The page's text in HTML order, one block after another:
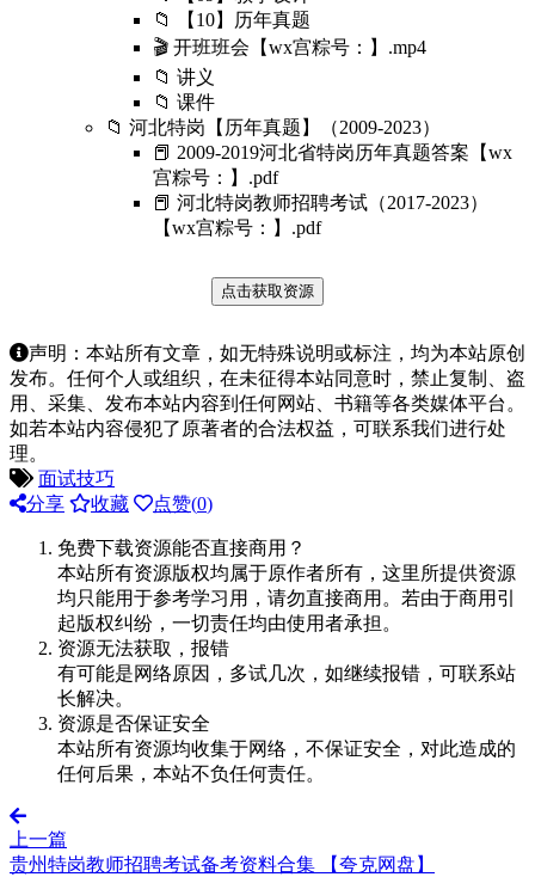
📁 【10】历年真题
🎬 开班班会【wx宫粽号：】.mp4
📁 讲义
📁 课件
📁 河北特岗【历年真题】（2009-2023）
📕 2009-2019河北省特岗历年真题答案【wx
宫粽号：】.pdf
📕 河北特岗教师招聘考试（2017-2023）
【wx宫粽号：】.pdf
点击获取资源
声明：本站所有文章，如无特殊说明或标注，均为本站原创
发布。任何个人或组织，在未征得本站同意时，禁止复制、盗
用、采集、发布本站内容到任何网站、书籍等各类媒体平台。
如若本站内容侵犯了原著者的合法权益，可联系我们进行处
理。
面试技巧
分享
收藏 点赞(0)
免费下载资源能否直接商用？
本站所有资源版权均属于原作者所有，这里所提供资源
均只能用于参考学习用，请勿直接商用。若由于商用引
起版权纠纷，一切责任均由使用者承担。
资源无法获取，报错
有可能是网络原因，多试几次，如继续报错，可联系站
长解决。
资源是否保证安全
本站所有资源均收集于网络，不保证安全，对此造成的
任何后果，本站不负任何责任。
上一篇
贵州特岗教师招聘考试备考资料合集 【夸克网盘】